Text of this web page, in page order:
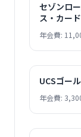
セゾンロ
ス・カード
年会費:
UCSゴー
年会費: